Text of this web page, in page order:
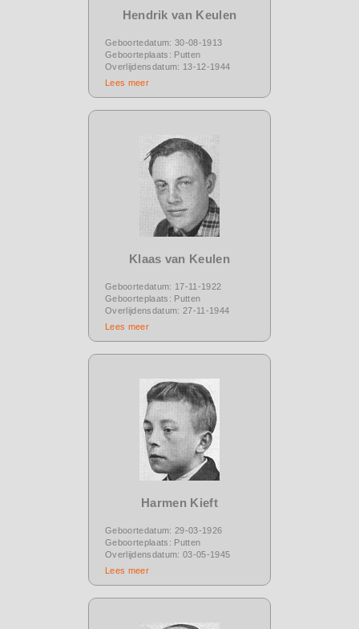
Hendrik van Keulen
Geboortedatum: 30-08-1913
Geboorteplaats: Putten
Overlijdensdatum: 13-12-1944
Lees meer
Klaas van Keulen
Geboortedatum: 17-11-1922
Geboorteplaats: Putten
Overlijdensdatum: 27-11-1944
Lees meer
Harmen Kieft
Geboortedatum: 29-03-1926
Geboorteplaats: Putten
Overlijdensdatum: 03-05-1945
Lees meer